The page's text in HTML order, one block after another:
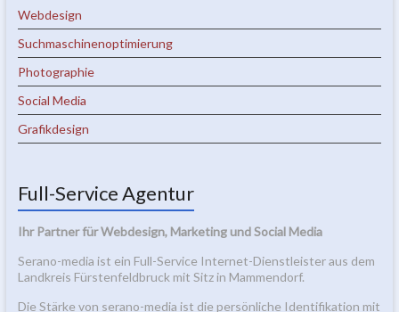
Webdesign
Suchmaschinenoptimierung
Photographie
Social Media
Grafikdesign
Full-Service Agentur
Ihr Partner für Webdesign, Marketing und Social Media
Serano-media ist ein Full-Service Internet-Dienstleister aus dem
Landkreis Fürstenfeldbruck mit Sitz in Mammendorf.
Die Stärke von serano-media ist die persönliche Identifikation mit